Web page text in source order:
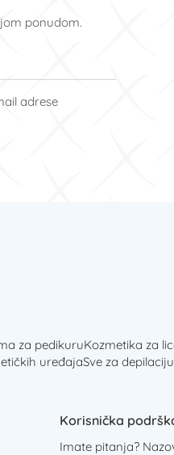
ponudom.
adrese
za pedikuruKozmetika za
uređajaSve za depilaciju
Korisnička
Imate pitanja?